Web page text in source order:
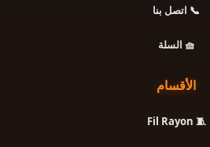
📞 اتصل بنا
🧺 السلة
الأقسام
🧵 Fil Rayon